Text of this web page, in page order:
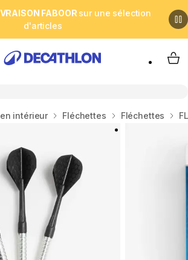
FABOOR sur une sélection
d'articles
My
intérieur Fléchettes Fléchettes